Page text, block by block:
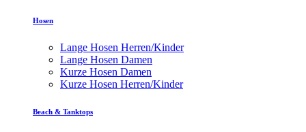
Hosen
Lange Hosen Herren/Kinder
Lange Hosen Damen
Kurze Hosen Damen
Kurze Hosen Herren/Kinder
Beach & Tanktops